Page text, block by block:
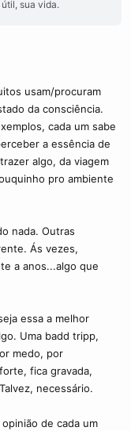
sua vida.
usam/procuram
da consciência.
cada um sabe
a essência de
algo, da viagem
pro ambiente
nada. Outras
Ás vezes,
a anos...algo que
essa a melhor
Uma badd tripp,
medo, por
fica gravada,
necessário.
de cada um